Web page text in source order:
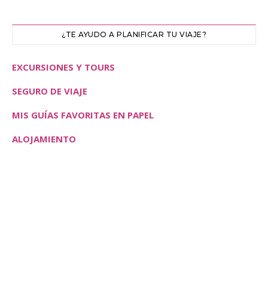
¿TE AYUDO A PLANIFICAR TU VIAJE?
EXCURSIONES Y TOURS
SEGURO DE VIAJE
MIS GUÍAS FAVORITAS EN PAPEL
ALOJAMIENTO